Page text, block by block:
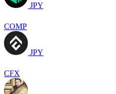
JPY
COMP
JPY
CFX